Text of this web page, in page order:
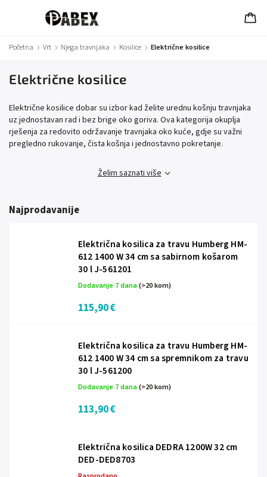
Početna / Vrt / Njega travnjaka / Kosilice / Električne kosilice
Električne kosilice
Električne kosilice dobar su izbor kad želite urednu košnju travnjaka
uz jednostavan rad i bez brige oko goriva. Ova kategorija okuplja
rješenja za redovito održavanje travnjaka oko kuće, gdje su važni
pregledno rukovanje, čista košnja i jednostavno pokretanje.
Želim saznati više
Najprodavanije
Električna kosilica za travu Humberg HM-
612 1400 W 34 cm sa sabirnom košarom
30 l J-561201
Dodavanje 7 dana(>20 kom)
115,90 €
Električna kosilica za travu Humberg HM-
612 1400 W 34 cm sa spremnikom za travu
30 l J-561200
Dodavanje 7 dana(>20 kom)
113,90 €
Električna kosilica DEDRA 1200W 32 cm
DED-DED8703